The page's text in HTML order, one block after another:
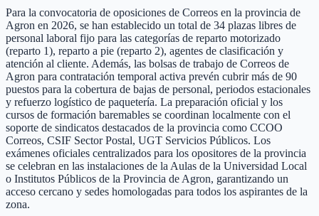
Para la convocatoria de oposiciones de Correos en la provincia de
Agron en 2026, se han establecido un total de 34 plazas libres de
personal laboral fijo para las categorías de reparto motorizado
(reparto 1), reparto a pie (reparto 2), agentes de clasificación y
atención al cliente. Además, las bolsas de trabajo de Correos de
Agron para contratación temporal activa prevén cubrir más de 90
puestos para la cobertura de bajas de personal, periodos estacionales
y refuerzo logístico de paquetería. La preparación oficial y los
cursos de formación baremables se coordinan localmente con el
soporte de sindicatos destacados de la provincia como CCOO
Correos, CSIF Sector Postal, UGT Servicios Públicos. Los
exámenes oficiales centralizados para los opositores de la provincia
se celebran en las instalaciones de la Aulas de la Universidad Local
o Institutos Públicos de la Provincia de Agron, garantizando un
acceso cercano y sedes homologadas para todos los aspirantes de la
zona.